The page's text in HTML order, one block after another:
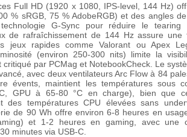
Full HD (1920 x 1080, IPS-level, 144 Hz)
% sRGB, 75 % AdobeRGB) et des angles
G-Syncpour réduire le tearing
de rafraîchissement de 144 Hz assure une
jeux rapides commeValorant ou Apex
(environ 250-300 nits) limite la
critiqué par PCMag et NotebookCheck . Le
avec deux ventilateursArc Flow à 84
évents, maintient les températures sous
GPU à 65-80 °C en charge), bien que
des températures CPU élevées sans
de 90 Wh offre environ 6-8 heures en
et 1-2 heures en gaming, avec une
minutes via USB-C.